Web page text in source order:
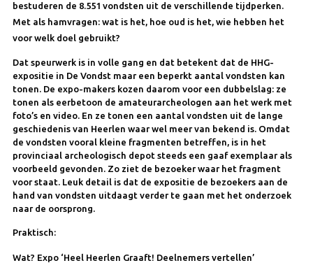
bestuderen de 8.551 vondsten uit de verschillende tijdperken.
Met als hamvragen: wat is het, hoe oud is het, wie hebben het
voor welk doel gebruikt?
Dat speurwerk is in volle gang en dat betekent dat de HHG-
expositie in De Vondst maar een beperkt aantal vondsten kan
tonen. De expo-makers kozen daarom voor een dubbelslag: ze
tonen als eerbetoon de amateurarcheologen aan het werk met
foto’s en video. En ze tonen een aantal vondsten uit de lange
geschiedenis van Heerlen waar wel meer van bekend is. Omdat
de vondsten vooral kleine fragmenten betreffen, is in het
provinciaal archeologisch depot steeds een gaaf exemplaar als
voorbeeld gevonden. Zo ziet de bezoeker waar het fragment
voor staat. Leuk detail is dat de expositie de bezoekers aan de
hand van vondsten uitdaagt verder te gaan met het onderzoek
naar de oorsprong.
Praktisch:
Wat? Expo ‘Heel Heerlen Graaft! Deelnemers vertellen’